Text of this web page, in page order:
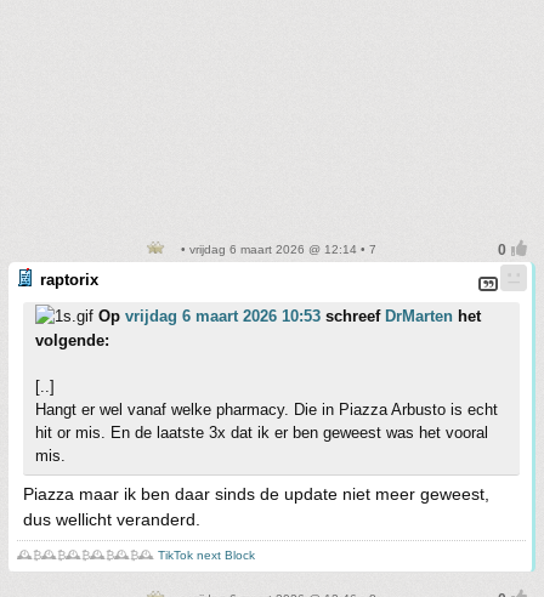
• vrijdag 6 maart 2026 @ 12:14 • 7
raptorix
Op vrijdag 6 maart 2026 10:53 schreef DrMarten het
volgende:
[..]
Hangt er wel vanaf welke pharmacy. Die in Piazza Arbusto is echt
hit or mis. En de laatste 3x dat ik er ben geweest was het vooral
mis.
Piazza maar ik ben daar sinds de update niet meer geweest,
dus wellicht veranderd.
🕰️₿🕰️₿🕰️₿🕰️₿🕰️₿🕰️ TikTok next Block